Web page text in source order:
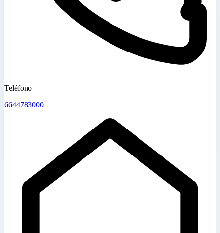
Teléfono
6644783000